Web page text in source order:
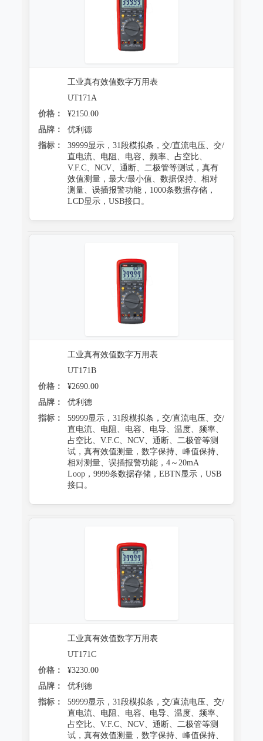
工业真有效值数字万用表
UT171A
价格：
¥2150.00
品牌：
优利德
指标：
39999显示，31段模拟条，交/直流电压、交/
直电流、电阻、电容、频率、占空比、
V.F.C、NCV、通断、二极管等测试，真有
效值测量，最大/最小值、数据保持、相对
测量、误插报警功能，1000条数据存储，
LCD显示，USB接口。
工业真有效值数字万用表
UT171B
价格：
¥2690.00
品牌：
优利德
指标：
59999显示，31段模拟条，交/直流电压、交/
直电流、电阻、电容、电导、温度、频率、
占空比、V.F.C、NCV、通断、二极管等测
试，真有效值测量，数字保持、峰值保持、
相对测量、误插报警功能，4～20mA
Loop，9999条数据存储，EBTN显示，USB
接口。
工业真有效值数字万用表
UT171C
价格：
¥3230.00
品牌：
优利德
指标：
59999显示，31段模拟条，交/直流电压、交/
直电流、电阻、电容、电导、温度、频率、
占空比、V.F.C、NCV、通断、二极管等测
试，真有效值测量，数字保持、峰值保持、